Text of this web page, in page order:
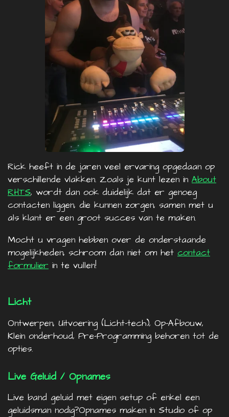
Rick heeft in de jaren veel ervaring opgedaan op
verschillende vlakken. Zoals je kunt lezen in About
RHTS, wordt dan ook duidelijk dat er genoeg
contacten liggen, die kunnen zorgen, samen met u
als klant er een groot succes van te maken.
Mocht u vragen hebben over de onderstaande
mogelijkheden, schroom dan niet om het contact
formulier in te vullen!
Licht
Ontwerpen, Uitvoering (Licht-tech), Op-Afbouw,
Klein onderhoud, Pre-Programming behoren tot de
opties.
Live Geluid / Opnames
Live band geluid met eigen setup of enkel een
geluidsman nodig?Opnames maken in Studio of op